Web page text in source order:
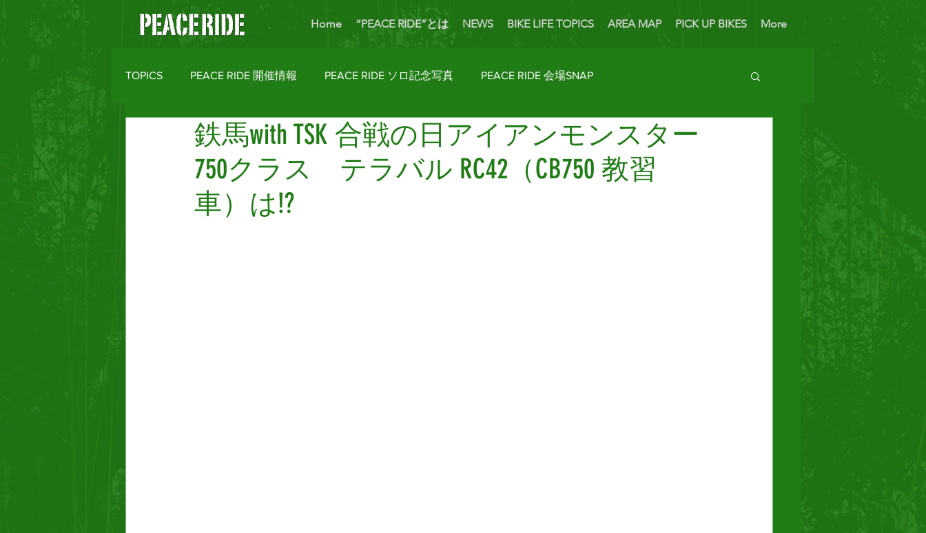
Home “PEACE RIDE”とは NEWS BIKE LIFE TOPICS AREA MAP PICK UP BIKES More
TOPICS PEACE RIDE 開催情報 PEACE RIDE ソロ記念写真 PEACE RIDE 会場SNAP
バイクライフトピックス Rider's Talk PICK UP BIKES ホームカミング Enjoy Bike
MOTO CLOTHES AREA MAP License Navi
鉄馬with TSK 合戦の日アイアンモンスター
750クラス テラバル RC42（CB750 教習
車）は!?